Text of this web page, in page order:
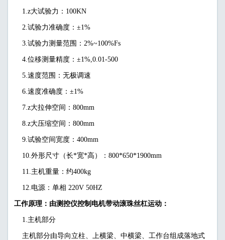
1.z大试验力：100KN
2.试验力准确度：±1%
3.试验力测量范围：2%~100%Fs
4.位移测量精度：±1%,0.01-500
5.速度范围：无极调速
6.速度准确度：±1%
7.z大拉伸空间：800mm
8.z大压缩空间：800mm
9.试验空间宽度：400mm
10.外形尺寸（长*宽*高）：800*650*1900mm
11.主机重量：约400kg
12.电源：单相 220V 50HZ
工作原理：由测控仪控制电机带动滚珠丝杠运动：
1.主机部分
主机部分由导向立柱、上横梁、中横梁、工作台组成落地式